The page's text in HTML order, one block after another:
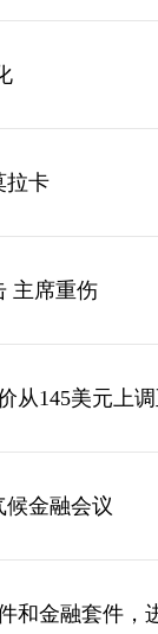
拉卡
主席重伤
从145美元上
金融会议
和金融套件，